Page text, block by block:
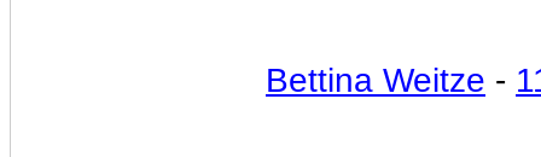
Bettina Weitze -